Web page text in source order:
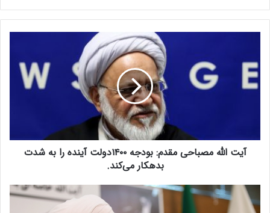
ت
ل
ص
م
آیت الله مصباحی مقدم: بودجه ۱۴۰۰دولت آینده را به شدت
بدهکار می‌کند.
ی